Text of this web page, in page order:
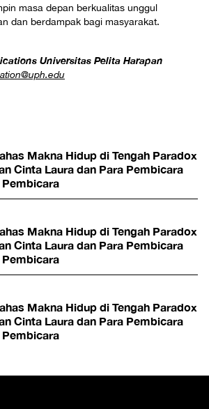
masa depan berkualitas unggul
dan berdampak bagi masyarakat.
Universitas Pelita Harapan
Makna Hidup di Tengah Paradox
Cinta Laura dan Para Pembicara
Makna Hidup di Tengah Paradox
Cinta Laura dan Para Pembicara
Makna Hidup di Tengah Paradox
Cinta Laura dan Para Pembicara